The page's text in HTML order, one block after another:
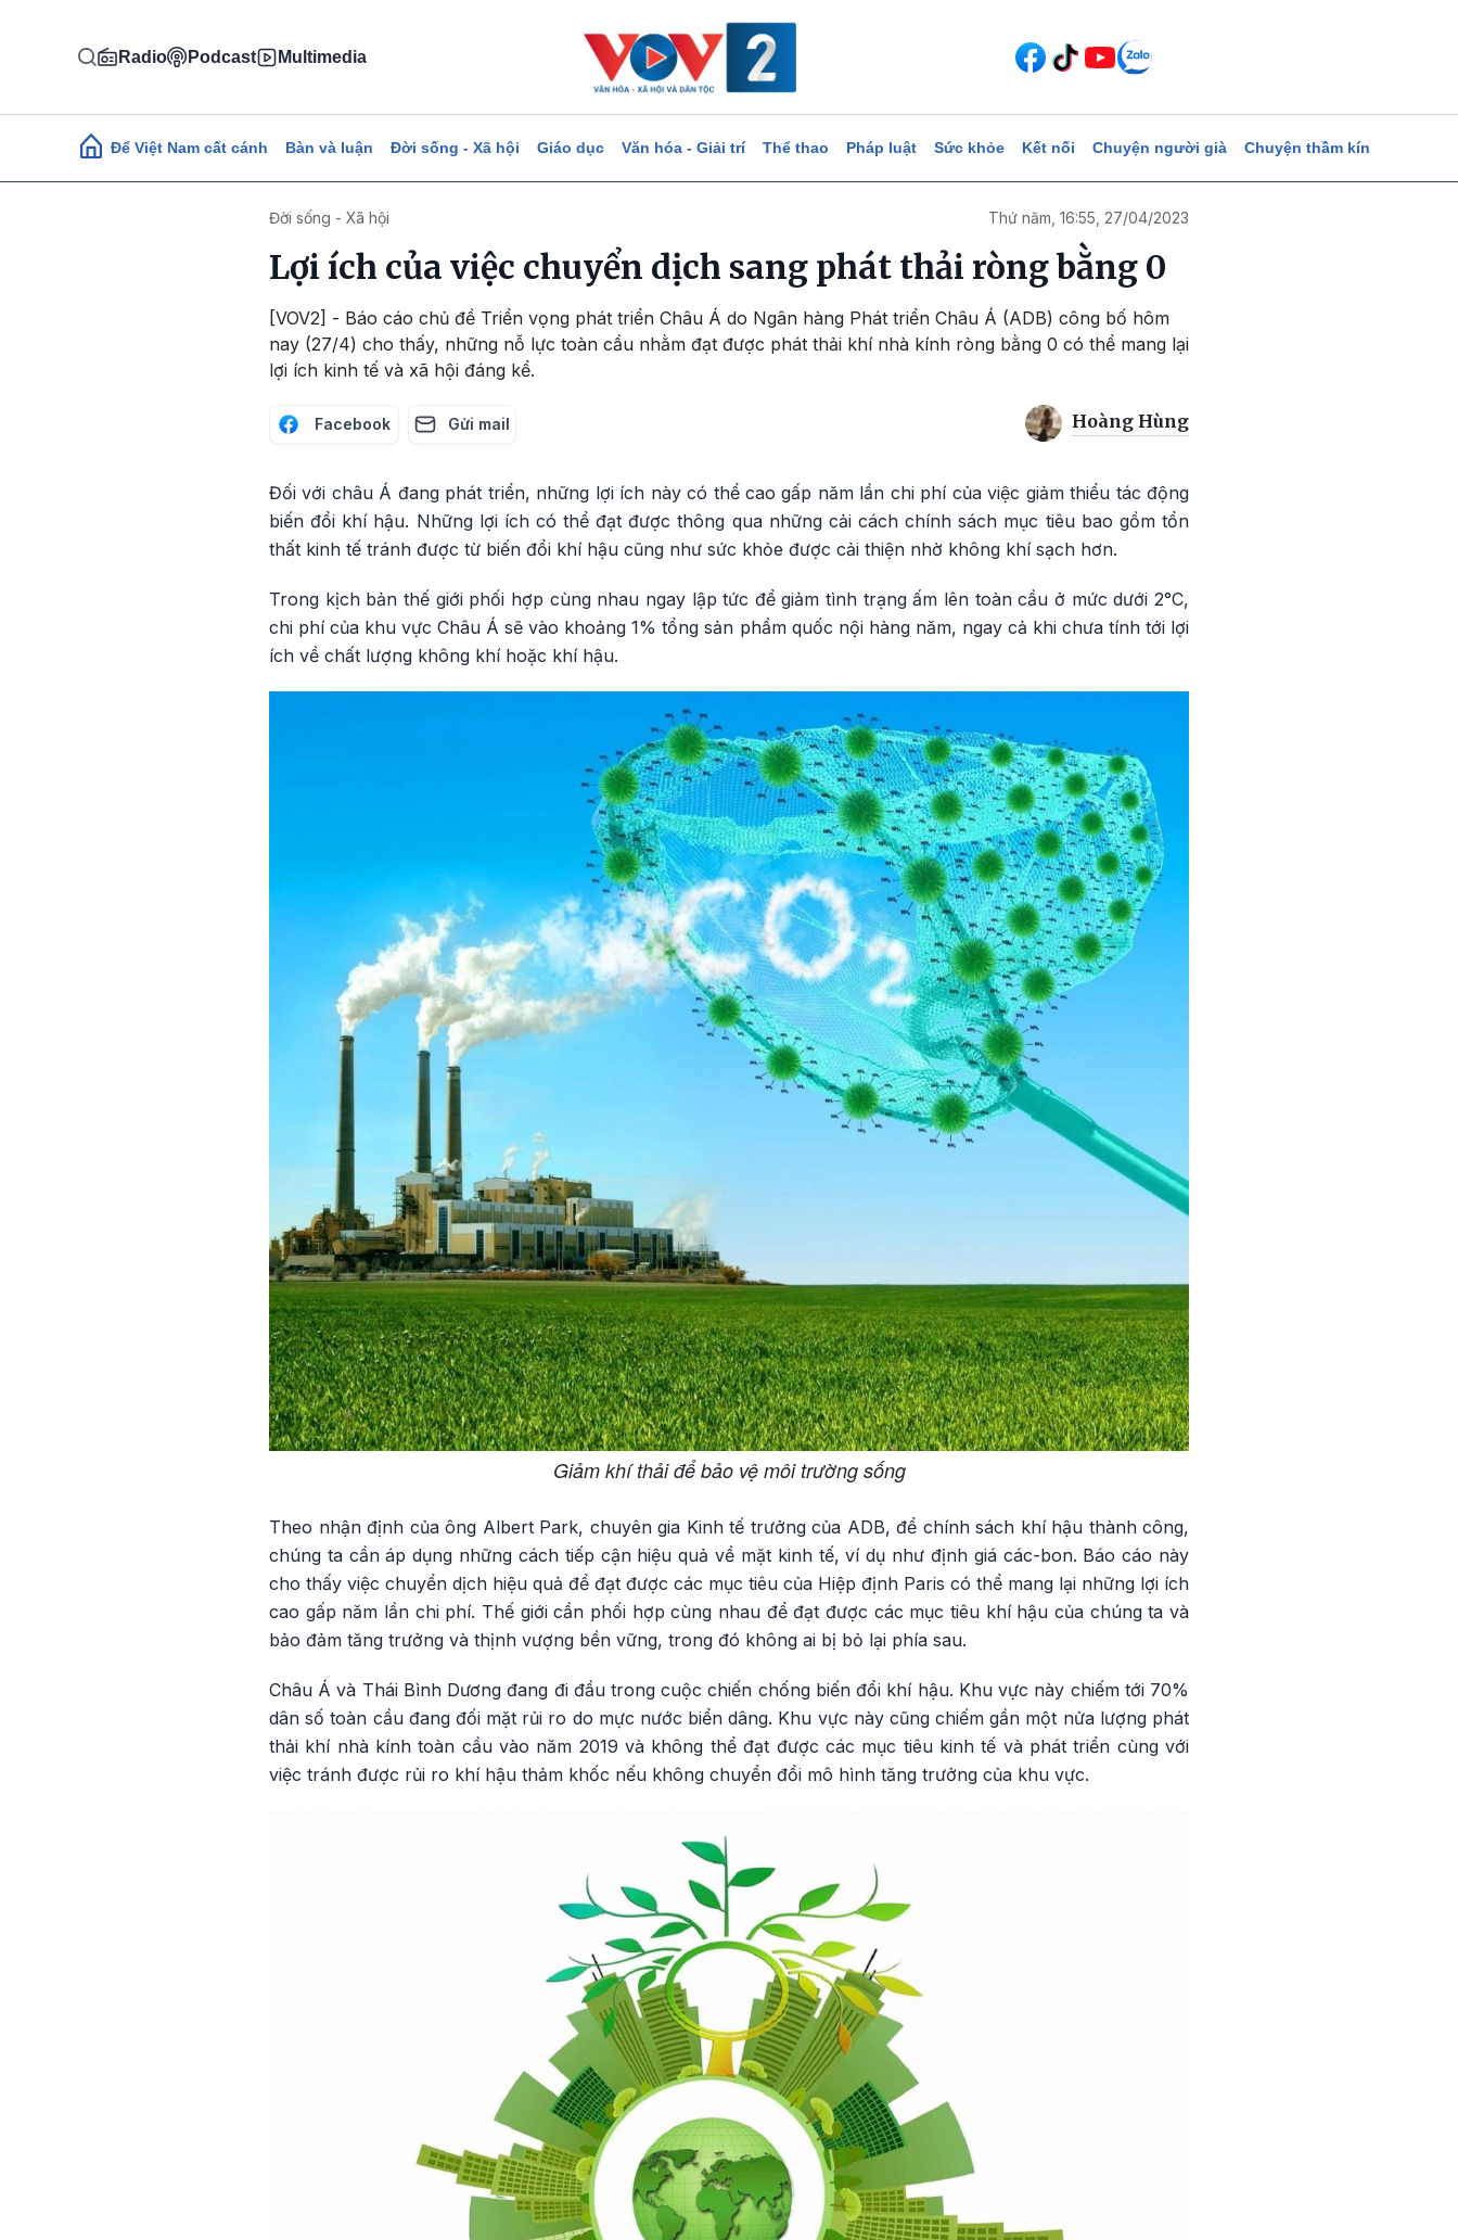
Radio Podcast Multimedia
Main navigation
Để Việt Nam cất cánh Bàn và luận Đời sống - Xã hội Giáo dục Văn hóa - Giải trí Thể thao Pháp luật Sức khỏe Kết nối Chuyện người già Chuyện thầm kín
Đời sống - Xã hội Thứ năm, 16:55, 27/04/2023
Lợi ích của việc chuyển dịch sang phát thải ròng bằng 0
[VOV2] - Báo cáo chủ đề Triển vọng phát triển Châu Á do Ngân hàng Phát triển Châu Á (ADB) công bố hôm
nay (27/4) cho thấy, những nỗ lực toàn cầu nhằm đạt được phát thải khí nhà kính ròng bằng 0 có thể mang lại
lợi ích kinh tế và xã hội đáng kể.
Facebook Gửi mail Hoàng Hùng
Đối với châu Á đang phát triển, những lợi ích này có thể cao gấp năm lần chi phí của việc giảm thiểu tác động
biến đổi khí hậu. Những lợi ích có thể đạt được thông qua những cải cách chính sách mục tiêu bao gồm tổn
thất kinh tế tránh được từ biến đổi khí hậu cũng như sức khỏe được cải thiện nhờ không khí sạch hơn.
Trong kịch bản thế giới phối hợp cùng nhau ngay lập tức để giảm tình trạng ấm lên toàn cầu ở mức dưới 2°C,
chi phí của khu vực Châu Á sẽ vào khoảng 1% tổng sản phẩm quốc nội hàng năm, ngay cả khi chưa tính tới lợi
ích về chất lượng không khí hoặc khí hậu.
Giảm khí thải để bảo vệ môi trường sống
Theo nhận định của ông Albert Park, chuyên gia Kinh tế trưởng của ADB, để chính sách khí hậu thành công,
chúng ta cần áp dụng những cách tiếp cận hiệu quả về mặt kinh tế, ví dụ như định giá các-bon. Báo cáo này
cho thấy việc chuyển dịch hiệu quả để đạt được các mục tiêu của Hiệp định Paris có thể mang lại những lợi ích
cao gấp năm lần chi phí. Thế giới cần phối hợp cùng nhau để đạt được các mục tiêu khí hậu của chúng ta và
bảo đảm tăng trưởng và thịnh vượng bền vững, trong đó không ai bị bỏ lại phía sau.
Châu Á và Thái Bình Dương đang đi đầu trong cuộc chiến chống biến đổi khí hậu. Khu vực này chiếm tới 70%
dân số toàn cầu đang đối mặt rủi ro do mực nước biển dâng. Khu vực này cũng chiếm gần một nửa lượng phát
thải khí nhà kính toàn cầu vào năm 2019 và không thể đạt được các mục tiêu kinh tế và phát triển cùng với
việc tránh được rủi ro khí hậu thảm khốc nếu không chuyển đổi mô hình tăng trưởng của khu vực.